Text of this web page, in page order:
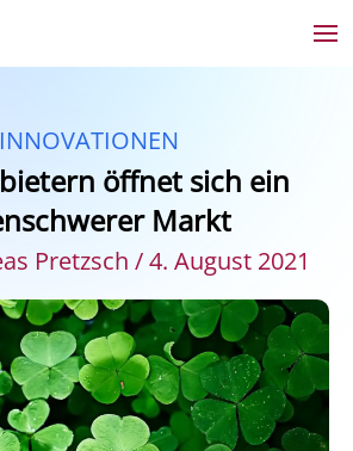
öffnet sich ein
Markt
Pretzsch / 4. August 2021